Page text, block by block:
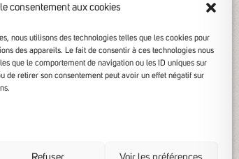
consentement aux cookies
nous utilisons des technologies telles que les cookies pour
des appareils. Le fait de consentir à ces technologies nous
que le comportement de navigation ou les ID uniques sur
de retirer son consentement peut avoir un effet négatif sur
Refuser Voir les préférences